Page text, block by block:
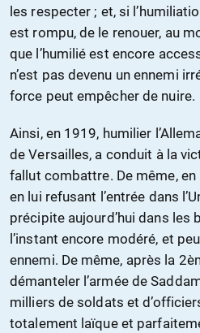
les respecter ; et, si
est rompu, de le renouer, au
que l’humilié est encore
n’est pas devenu un ennemi
force peut empêcher de nuire.
Ainsi, en 1919, humilier
de Versailles, a conduit à la
fallut combattre. De même,
en lui refusant l’entrée dans
précipite aujourd’hui dans les
l’instant encore modéré, et
ennemi. De même, après la
démanteler l’armée de
milliers de soldats et
totalement laïque et